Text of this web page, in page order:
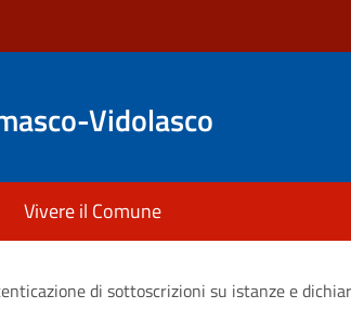
Vidolasco
Vivere il Comune
di sottoscrizioni su istanze e